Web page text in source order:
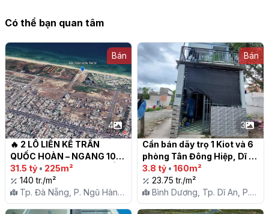
Có thể bạn quan tâm
Bán
4
🔥 2 LÔ LIỀN KỀ TRẦN
QUỐC HOÀN – NGANG 10M
– VỊ TRÍ ĐẸP KHU VEN BIỂN!
🔥
31.5 tỷ • 225m²
140 tr./m²
Tp. Đà Nẵng, P. Ngũ Hành
Sơn
Bán
3
Cần bán dãy trọ 1 Kiot và 6
phòng Tân Đông Hiệp, Dĩ
An
3.8 tỷ • 160m²
23.75 tr./m²
Bình Dương, Tp. Dĩ An, P.
Tân Đông Hiệp